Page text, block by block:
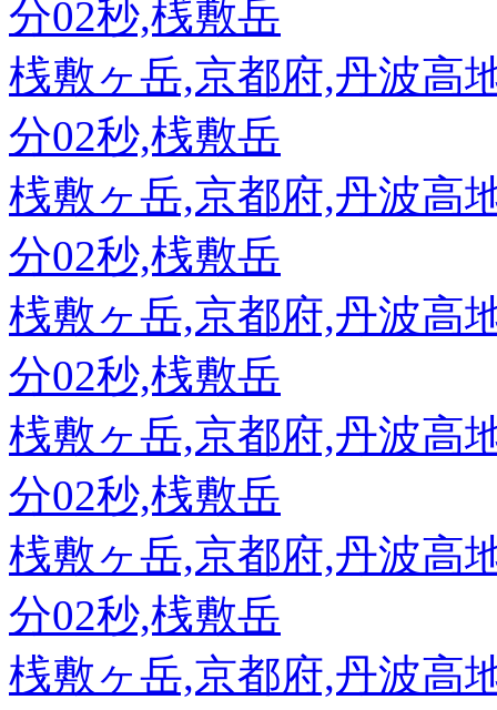
分02秒,桟敷岳
桟敷ヶ岳,京都府,丹波高
分02秒,桟敷岳
桟敷ヶ岳,京都府,丹波高
分02秒,桟敷岳
桟敷ヶ岳,京都府,丹波高
分02秒,桟敷岳
桟敷ヶ岳,京都府,丹波高
分02秒,桟敷岳
桟敷ヶ岳,京都府,丹波高
分02秒,桟敷岳
桟敷ヶ岳,京都府,丹波高